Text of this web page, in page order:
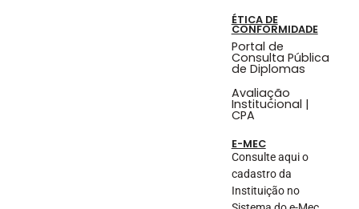
ÉTICA DE
CONFORMIDADE
Portal de
Consulta Pública
de Diplomas
Avaliação
Institucional |
CPA
E-MEC
Consulte aqui o
cadastro da
Instituição no